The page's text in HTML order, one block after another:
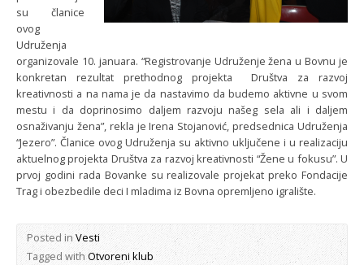
su članice
ovog
Udruženja
organizovale 10. januara. “Registrovanje Udruženje žena u Bovnu je
konkretan rezultat prethodnog projekta Društva za razvoj
kreativnosti a na nama je da nastavimo da budemo aktivne u svom
mestu i da doprinosimo daljem razvoju našeg sela ali i daljem
osnaživanju žena”, rekla je Irena Stojanović, predsednica Udruženja
“Jezero”. Članice ovog Udruženja su aktivno uključene i u realizaciju
aktuelnog projekta Društva za razvoj kreativnosti “Žene u fokusu”. U
prvoj godini rada Bovanke su realizovale projekat preko Fondacije
Trag i obezbedile deci I mladima iz Bovna opremljeno igralište.
Posted in Vesti
Tagged withOtvoreni klub